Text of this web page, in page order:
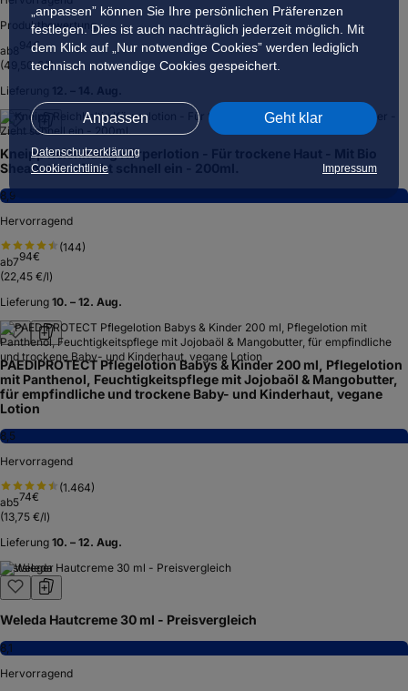
„anpassen” können Sie Ihre persönlichen Präferenzen
festlegen. Dies ist auch nachträglich jederzeit möglich. Mit
dem Klick auf „Nur notwendige Cookies” werden lediglich
technisch notwendige Cookies gespeichert.
Anpassen Geht klar
Datenschutzerklärung
Cookierichtlinie
Impressum
Produktbewertung
ab
94€
(49,50 €/l)
Lieferung
Kneipp Reichhaltig Körperlotion - Für trockene Haut - Mit Bio
Sheabutter - Zieht schnell ein - 200ml.
8,9
Hervorragend
(144)
ab794€
(22,45 €/l)
Lieferung 10. – 12. Aug.
PAEDIPROTECT Pflegelotion Babys & Kinder 200 ml, Pflegelotion
mit Panthenol, Feuchtigkeitspflege mit Jojobaöl & Mangobutter,
für empfindliche und trockene Baby- und Kinderhaut, vegane
Lotion
8,5
Hervorragend
(1.464)
ab574€
(13,75 €/l)
Lieferung 10. – 12. Aug.
Testsieger
Weleda Hautcreme 30 ml - Preisvergleich
8,1
Hervorragend